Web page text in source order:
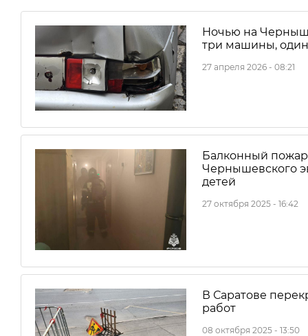
Ночью на
три машины,
27 апреля 2026 - 08:21
Балконный пожар
Чернышевского
детей
27 октября 2025 - 16:42
В Саратове
работ
08 октября 2025 - 13:50